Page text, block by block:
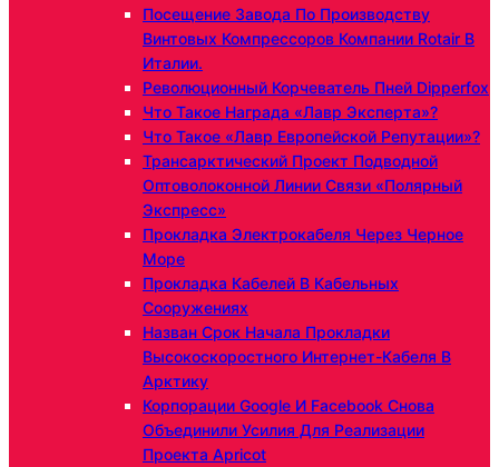
Посещение Завода По Производству
Винтовых Компрессоров Компании Rotair В
Италии.
Революционный Корчеватель Пней Dipperfox
Что Такое Награда «Лавр Эксперта»?
Что Такое «Лавр Европейской Репутации»?
Трансарктический Проект Подводной
Оптоволоконной Линии Связи «Полярный
Экспресс»
Прокладка Электрокабеля Через Черное
Море
Прокладка Кабелей В Кабельных
Сооружениях
Назван Срок Начала Прокладки
Высокоскоростного Интернет-Кабеля В
Арктику
Корпорации Google И Facebook Снова
Объединили Усилия Для Реализации
Проекта Apricot